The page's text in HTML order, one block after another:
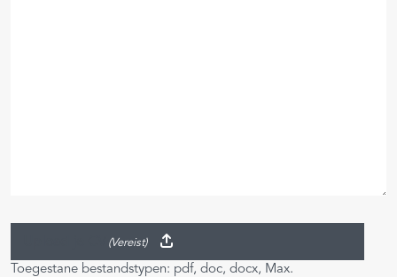
(Vereist)
Toegestane bestandstypen: pdf, doc, docx, Max.